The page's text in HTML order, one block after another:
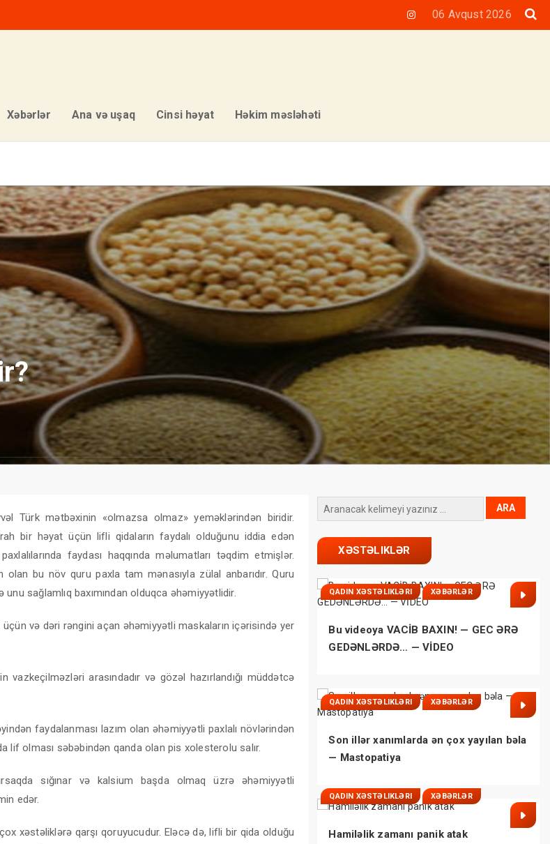
06 Avqust 2026
Xəbərlər Ana və uşaq Cinsi həyat Həkim məsləhəti
Türk mətbəxinin «olmazsa olmaz» yeməklərindən biridir.
bir həyat üçün lifli qidaların faydalı olduğunu iddia edən
faydası haqqında məlumatları təqdim etmişlər.
olan bu növ quru paxla tam mənasıyla zülal anbarıdır. Quru
unu sağlamlıq baxımından olduqca əhəmiyyətlidir.
və dəri rəngini açan əhəmiyyətli maskaların içərisində yer
vazkeçilməzləri arasındadır və gözəl hazırlandığı müddətcə
faydalanması lazım olan əhəmiyyətli paxlalı növlərindən
lif olması səbəbindən qanda olan pis xolesterolu salır.
sığınar və kalsium başda olmaq üzrə əhəmiyyətli
edər.
xəstəliklərə qarşı qoruyucudur. Eləcə də, lifli bir qida olduğu
XƏSTƏLIKLƏR
QADIN XƏSTƏLIKLƏRI XƏBƏRLƏR
Bu videoya VACİB BAXIN! — GEC ƏRƏ
GEDƏNLƏRDƏ… — VİDEO
QADIN XƏSTƏLIKLƏRI XƏBƏRLƏR
Son illər xanımlarda ən çox yayılan bəla
— Mastopatiya
QADIN XƏSTƏLIKLƏRI XƏBƏRLƏR
Hamiləlik zamanı panik atak